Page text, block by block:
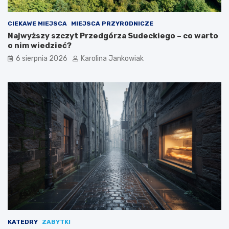
CIEKAWE MIEJSCA MIEJSCA PRZYRODNICZE
Najwyższy szczyt Przedgórza Sudeckiego – co warto
o nim wiedzieć?
6 sierpnia 2026 Karolina Jankowiak
KATEDRY ZABYTKI